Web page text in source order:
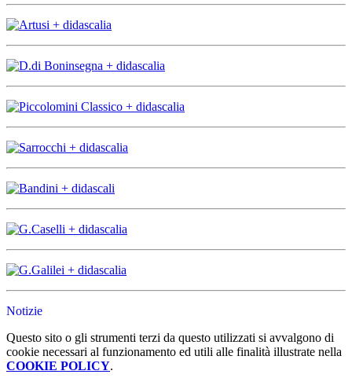
Notizie
Questo sito o gli strumenti terzi da questo utilizzati si avvalgono di
cookie necessari al funzionamento ed utili alle finalità illustrate nella
COOKIE POLICY.